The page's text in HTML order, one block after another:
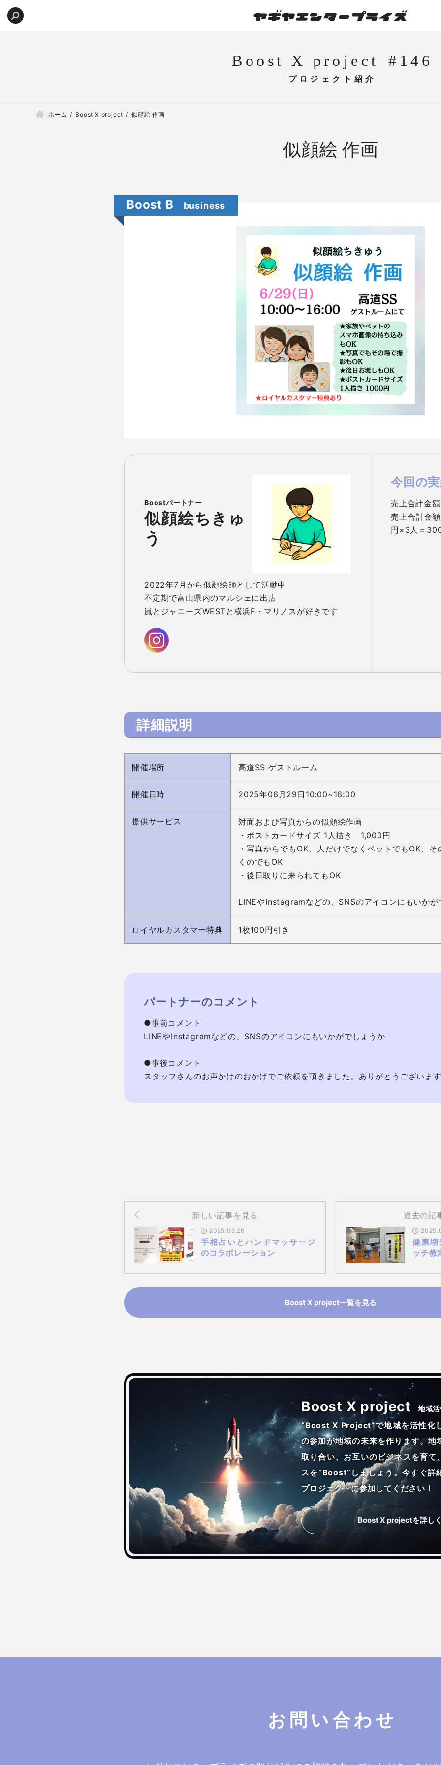
Boost X project 146
ホーム Boost X project 似顔絵 作画
似顔絵 作画
Boost B
似顔絵ちきゅ
う
2022年7月から似顔絵師として活動中
不定期で富山県内のマルシェに出店
嵐とジャニーズWESTと横浜F・マリノスが好きです
今回の
売上合計金
売上合計金
円×3人＝
詳細説明
開催場所 高道SS ゲストルーム
開催日時 2025年06月29日10:00~16:00
提供サービス
対面および写真からの似顔絵作画
・ポストカードサイズ 1人描き　1,000円
・写真からでもOK、人だけでなくペットでもOK、
くのでもOK
・後日取りに来られてもOK
LINEやInstagramなどの、SNSのアイコンにもいかが
ロイヤルカスタマー特典 1枚100円引き
パートナーのコメント
●事前コメント
LINEやInstagramなどの、SNSのアイコンにもいかがでしょうか
●事後コメント
スタッフさんのお声かけのおかげでご依頼を頂きました。ありがとうございます
新しい記事を見る
2025.06.26
手相占いとハンドマッサージ
のコラボレーション
過去の記
健康増
ッチ教
Boost X project一覧を見る
Boost X project 地域
“Boost X Project”で地域を活性化
の参加が地域の未来を作ります。地
取り合い、お互いのビジネスを育て
スを“Boost”しましょう。今すぐ詳
プロジェクトに参加してください！
Boost X projectを詳し
お問い合わせ